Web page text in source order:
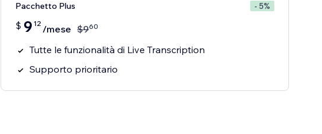
Pacchetto Plus - 5%
$ 9 12 /mese $960
Tutte le funzionalità di Live Transcription
Supporto prioritario